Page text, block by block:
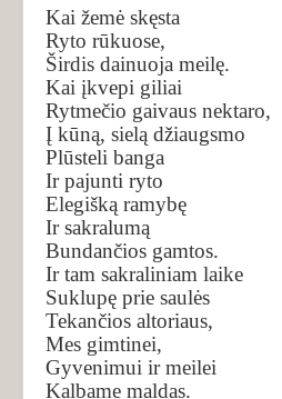
Poezija
Audio knygos
Apie mane
Kai žemė skęsta
Ryto rūkuose,
Širdis dainuoja meilę.
Kai įkvepi giliai
Rytmečio gaivaus nektaro,
Į kūną, sielą džiaugsmo
Plūsteli banga
Ir pajunti ryto
Elegišką ramybę
Ir sakralumą
Bundančios gamtos.
Ir tam sakraliniam laike
Suklupę prie saulės
Tekančios altoriaus,
Mes gimtinei,
Gyvenimui ir meilei
Kalbame maldas.